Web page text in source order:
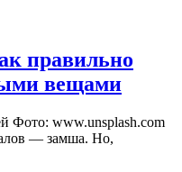
правильно
вещами
Фото: www.unsplash.com
— замша. Но,